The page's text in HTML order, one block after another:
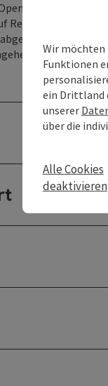
Air Linz AG
Regen ersuchen
auf der
Wir möchten
Funktionen
ein Drittland
unserer
über die
Alle Cookies
deaktivieren